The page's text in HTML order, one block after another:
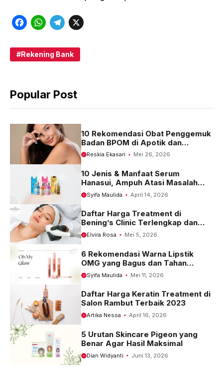
F
c
o
W
a
A
p
T
l
r
m
X
Rekening Bank
Popular Post
10 Rekomendasi Obat Penggemuk
Badan BPOM di Apotik dan
Harganya
Reskia Ekasari Mei 26, 2026
10 Jenis & Manfaat Serum
Hanasui, Ampuh Atasi Masalah
Kulit
Syifa Maulida April 14, 2026
Daftar Harga Treatment di
Bening’s Clinic Terlengkap dan
Terbaru 2023
Elvira Rosa Mei 5, 2026
6 Rekomendasi Warna Lipstik
OMG yang Bagus dan Tahan
Seharian
Syifa Maulida Mei 11, 2026
Daftar Harga Keratin Treatment di
Salon Rambut Terbaik 2023
Artika Nessa April 16, 2026
5 Urutan Skincare Pigeon yang
Benar Agar Hasil Maksimal
Dian Widyanti Juni 13, 2026